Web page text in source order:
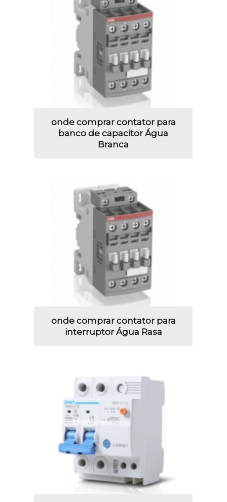
onde comprar contator para
banco de capacitor Água
Branca
onde comprar contator para
interruptor Água Rasa